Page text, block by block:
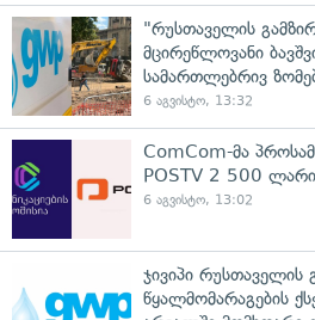
"რუსთაველის
მცირეწლოვანი
სამართლებრივ
6 აგვისტო, 13:32
ComCom-მა
POSTV 2 500
6 აგვისტო, 13:02
ჯივიპი რუსთაველის
წყალმომარაგების